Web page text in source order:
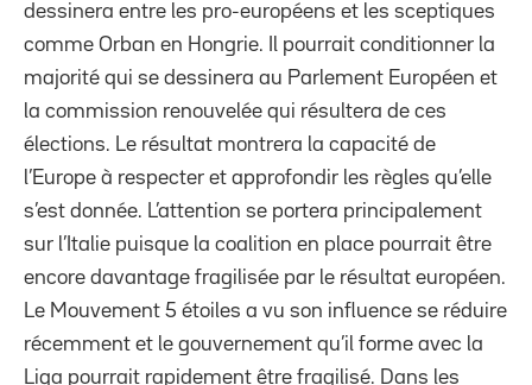
dessinera entre les pro-européens et les sceptiques
comme Orban en Hongrie. Il pourrait conditionner la
majorité qui se dessinera au Parlement Européen et
la commission renouvelée qui résultera de ces
élections. Le résultat montrera la capacité de
l’Europe à respecter et approfondir les règles qu’elle
s’est donnée. L’attention se portera principalement
sur l’Italie puisque la coalition en place pourrait être
encore davantage fragilisée par le résultat européen.
Le Mouvement 5 étoiles a vu son influence se réduire
récemment et le gouvernement qu’il forme avec la
Liga pourrait rapidement être fragilisé. Dans les